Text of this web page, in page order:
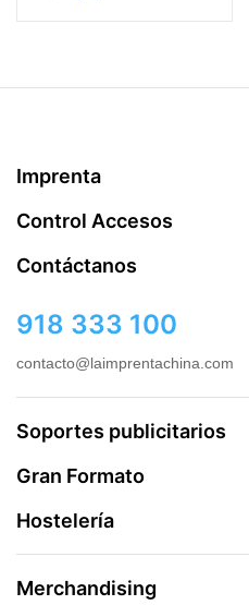
Imprenta
Control Accesos
Contáctanos
918 333 100
contacto@laimprentachina.com
Soportes publicitarios
Gran Formato
Hostelería
Merchandising